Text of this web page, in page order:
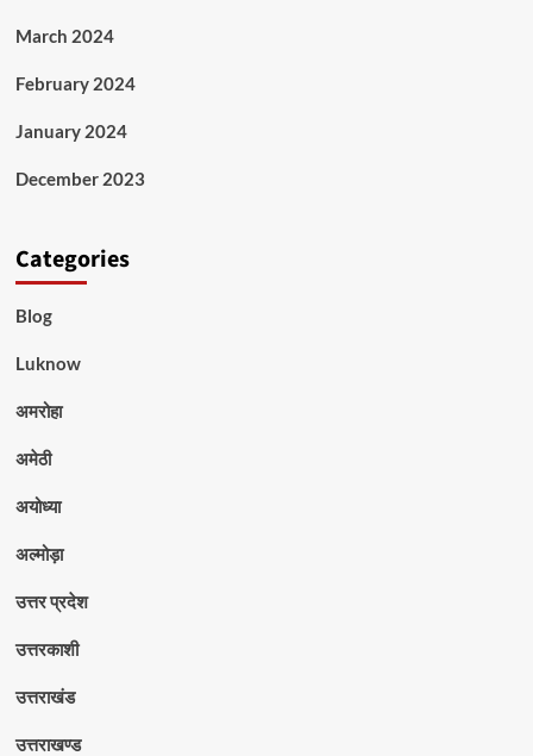
March 2024
February 2024
January 2024
December 2023
Categories
Blog
Luknow
अमरोहा
अमेठी
अयोध्या
अल्मोड़ा
उत्तर प्रदेश
उत्तरकाशी
उत्तराखंड
उत्तराखण्ड